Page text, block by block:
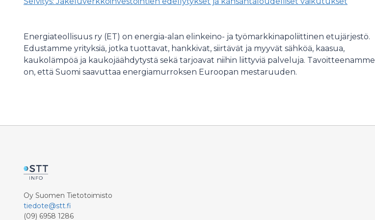
Energiateollisuus ry (ET) on energia-alan elinkeino- ja työmarkkinapoliittinen etujärjestö.
Edustamme yrityksiä, jotka tuottavat, hankkivat, siirtävät ja myyvät sähköä, kaasua,
kaukolämpöä ja kaukojäähdytystä sekä tarjoavat niihin liittyviä palveluja. Tavoitteenamme
on, että Suomi saavuttaa energiamurroksen Euroopan mestaruuden.
Oy Suomen Tietotoimisto
tiedote@stt.fi
(09) 6958 1286